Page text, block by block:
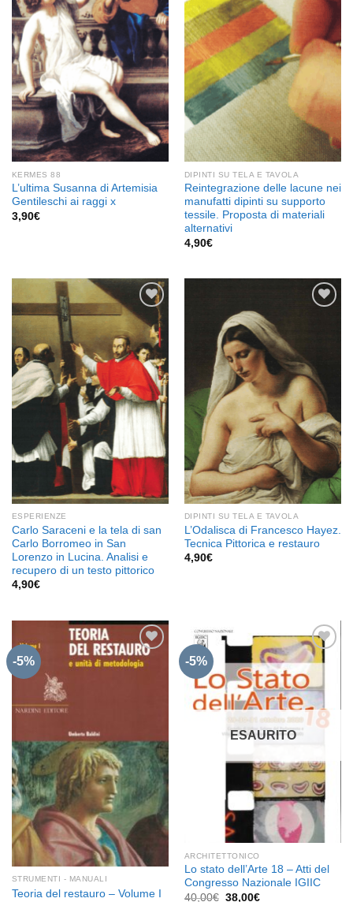
Aggiungi
alla lista
dei
desideri
KERMES 88
L’ultima Susanna di Artemisia
Gentileschi ai raggi x
3,90€
Aggiungi
desideri
DIPINTI SU TELA E TAVOLA
Reintegrazione delle lacune nei
manufatti dipinti su supporto
tessile. Proposta di materiali
alternativi
4,90€
Aggiungi
alla lista
dei
desideri
ESPERIENZE
Carlo Saraceni e la tela di san
Carlo Borromeo in San
Lorenzo in Lucina. Analisi e
recupero di un testo pittorico
4,90€
alla lista
dei
desideri
DIPINTI SU TELA E TAVOLA
L’Odalisca di Francesco Hayez.
Tecnica Pittorica e restauro
4,90€
-5%
STRUMENTI - MANUALI
Teoria del restauro – Volume I
-5%
Aggiungi
alla lista
dei
desideri
ESAURITO
ARCHITETTONICO
Lo stato dell’Arte 18 – Atti del
Congresso Nazionale IGIIC
40,00€ Il
38,00€Il